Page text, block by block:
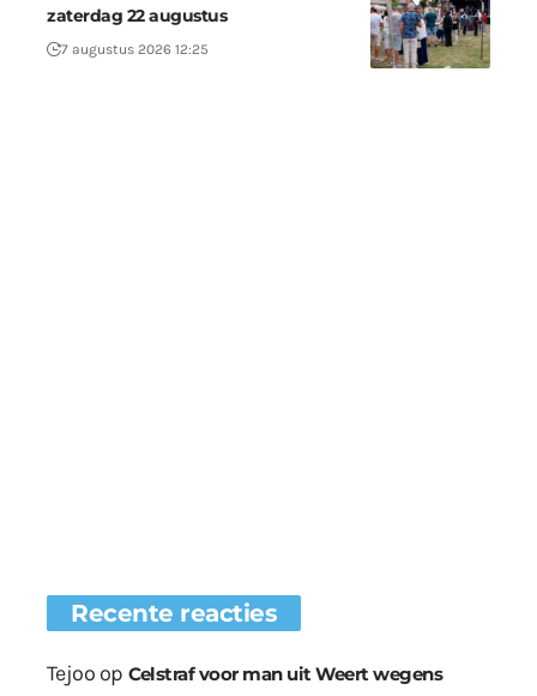
zaterdag 22 augustus
7 augustus 2026 12:25
Recente reacties
Tejoo op Celstraf voor man uit Weert wegens